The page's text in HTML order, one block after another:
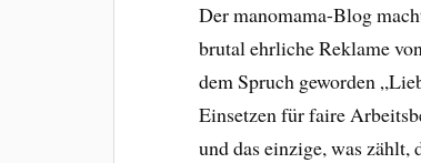
Der manomama-Blog
brutal ehrliche Reklame
dem Spruch geworden
Einsetzen für faire
und das einzige, was